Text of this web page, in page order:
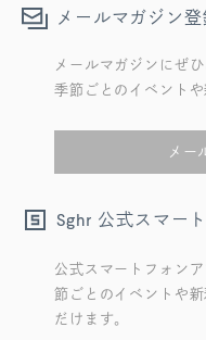
メールマガジン登
メールマガジンにぜ
季節ごとのイベント
メー
Sghr 公式スマー
公式スマートフォン
節ごとのイベントや
だけます。